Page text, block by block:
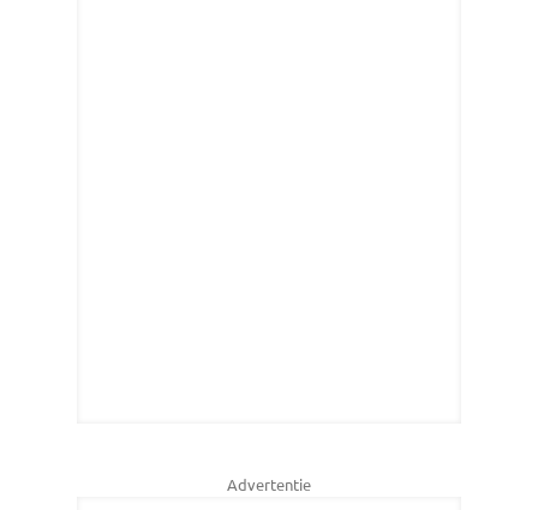
Advertentie